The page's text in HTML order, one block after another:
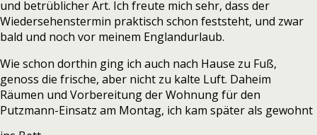
und betrüblicher Art. Ich freute mich sehr, dass der
Wiedersehenstermin praktisch schon feststeht, und zwar
bald und noch vor meinem Englandurlaub.
Wie schon dorthin ging ich auch nach Hause zu Fuß,
genoss die frische, aber nicht zu kalte Luft. Daheim
Räumen und Vorbereitung der Wohnung für den
Putzmann-Einsatz am Montag, ich kam später als gewohnt